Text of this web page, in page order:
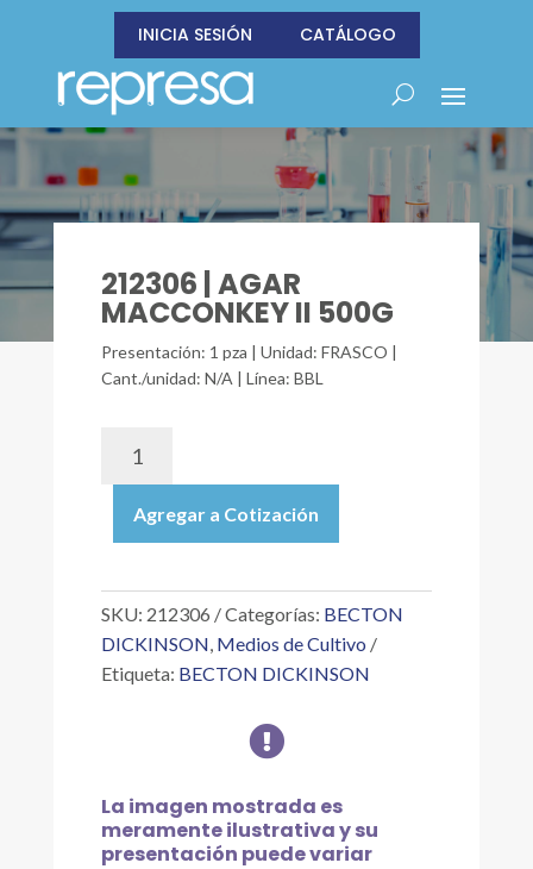
INICIA SESIÓN CATÁLOGO
212306 | AGAR
MACCONKEY II 500G
Presentación: 1 pza | Unidad: FRASCO |
Cant./unidad: N/A | Línea: BBL
MACCONKEY
cantidad
Agregar a Cotización
SKU: 212306 Categorías: BECTON
DICKINSON, Medios de Cultivo
Etiqueta: BECTON DICKINSON

La imagen mostrada es
meramente ilustrativa y su
presentación puede variar